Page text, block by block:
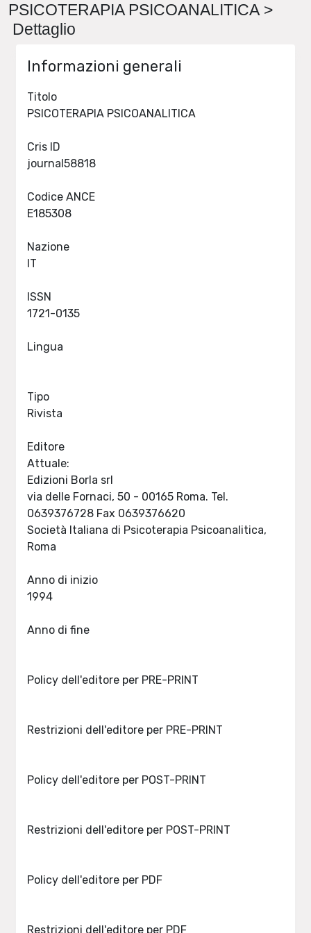
PSICOTERAPIA PSICOANALITICA >
Dettaglio
Informazioni generali
Titolo
Cris ID
Codice ANCE
Nazione
ISSN
Lingua
Tipo
Rivista
Editore
Attuale:
Edizioni Borla srl
via delle Fornaci, 50 - 00165 Roma. Tel.
0639376728 Fax 0639376620
Società Italiana di Psicoterapia Psicoanalitica,
Anno di inizio
Anno di fine
Policy dell'editore per PRE-PRINT
Restrizioni dell'editore per PRE-PRINT
Policy dell'editore per POST-PRINT
Restrizioni dell'editore per POST-PRINT
Policy dell'editore per PDF
Restrizioni dell'editore per PDF